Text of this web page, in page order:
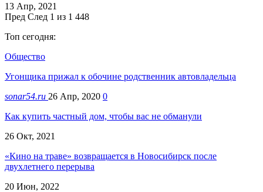
13 Апр, 2021
Пред След 1 из 1 448
Топ сегодня:
Общество
Угонщика прижал к обочине родственник автовладельца
sonar54.ru 26 Апр, 2020 0
Как купить частный дом, чтобы вас не обманули
26 Окт, 2021
«Кино на траве» возвращается в Новосибирск после
двухлетнего перерыва
20 Июн, 2022